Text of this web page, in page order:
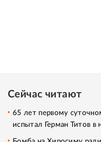
Сейчас читают
65 лет первому
испытал Герман Титов в